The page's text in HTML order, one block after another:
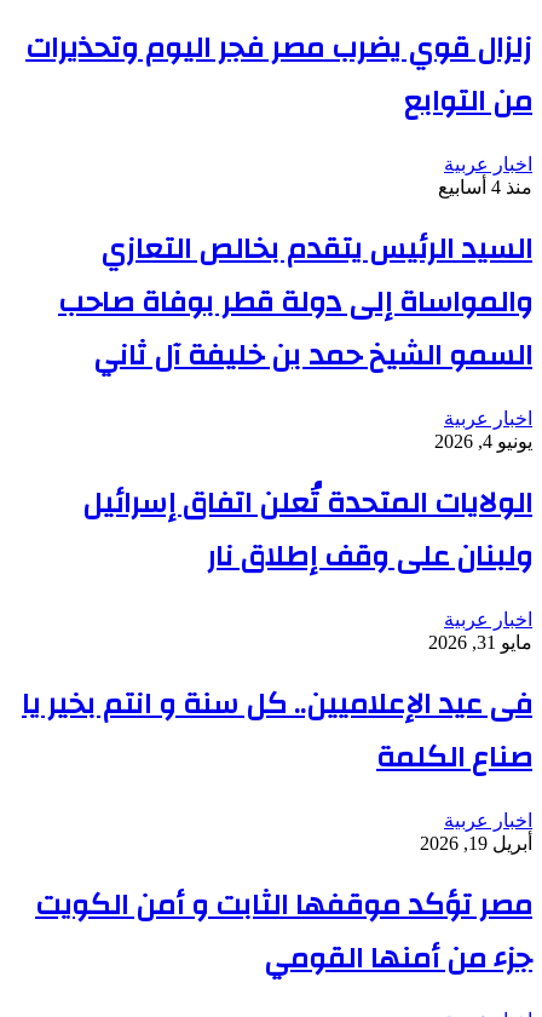
زلزال قوي يضرب مصر فجر اليوم وتحذيرات
من التوابع
اخبار عربية
منذ 4 أسابيع
السيد الرئيس يتقدم بخالص التعازي
والمواساة إلى دولة قطر بوفاة صاحب
السمو الشيخ حمد بن خليفة آل ثاني
اخبار عربية
يونيو 4, 2026
الولايات المتحدة تُعلن اتفاق إسرائيل
ولبنان على وقف إطلاق نار
اخبار عربية
مايو 31, 2026
فى عيد الإعلاميين.. كل سنة و انتم بخير يا
صناع الكلمة
اخبار عربية
أبريل 19, 2026
مصر تؤكد موقفها الثابت و أمن الكويت
جزء من أمنها القومي